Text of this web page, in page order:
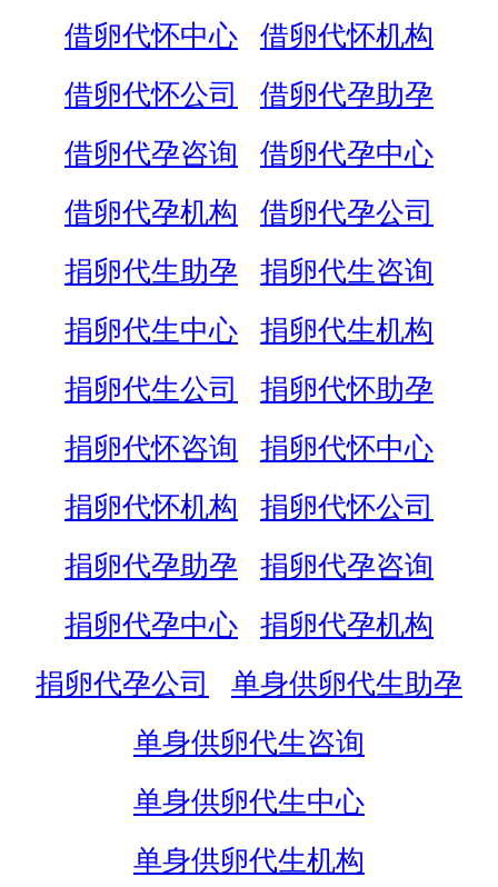
借卵代怀中心
借卵代怀机构
借卵代怀公司
借卵代孕助孕
借卵代孕咨询
借卵代孕中心
借卵代孕机构
借卵代孕公司
捐卵代生助孕
捐卵代生咨询
捐卵代生中心
捐卵代生机构
捐卵代生公司
捐卵代怀助孕
捐卵代怀咨询
捐卵代怀中心
捐卵代怀机构
捐卵代怀公司
捐卵代孕助孕
捐卵代孕咨询
捐卵代孕中心
捐卵代孕机构
捐卵代孕公司
单身供卵代生助孕
单身供卵代生咨询
单身供卵代生中心
单身供卵代生机构